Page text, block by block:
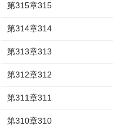
第315章315
第314章314
第313章313
第312章312
第311章311
第310章310